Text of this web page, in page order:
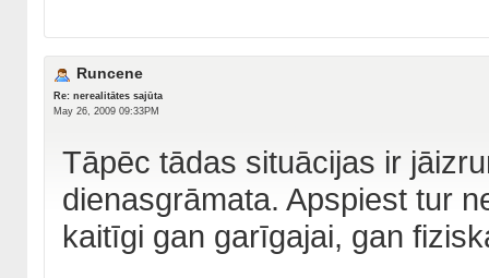
Runcene
Re: nerealitātes sajūta
May 26, 2009 09:33PM
Tāpēc tādas situācijas ir
dienasgrāmata. Apspiest tur
kaitīgi gan garīgajai, gan